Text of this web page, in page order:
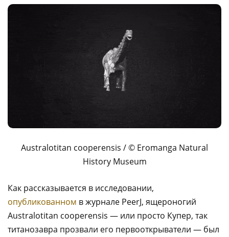
Australotitan cooperensis / © Eromanga Natural
History Museum
Как рассказывается в исследовании,
опубликованном в журнале PeerJ, ящероногий
Australotitan cooperensis — или просто Купер, так
титанозавра прозвали его первооткрыватели — был